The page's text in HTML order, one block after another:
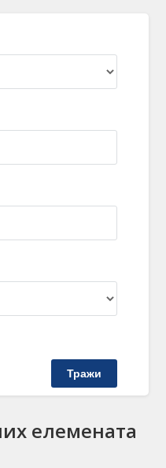
Тражи
елемената